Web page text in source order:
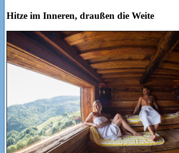
Hitze im Inneren, draußen die Weite